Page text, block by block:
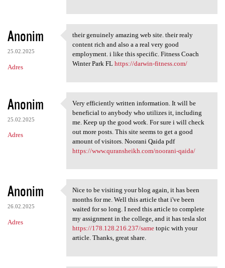
Anonim
25.02.2025
Adres
their genuinely amazing web
their genuinely amazing web site. their realy
content rich and also a a real very good
employment. i like this specific. Fitness Coach
Winter Park FL https://darwin-fitness.com/
Anonim
25.02.2025
Adres
Very efficiently written
Very efficiently written information. It will be
beneficial to anybody who utilizes it, including
me. Keep up the good work. For sure i will check
out more posts. This site seems to get a good
amount of visitors. Noorani Qaida pdf
https://www.quransheikh.com/noorani-qaida/
Anonim
26.02.2025
Adres
Nice to be visiting your blog
Nice to be visiting your blog again, it has been
months for me. Well this article that i've been
waited for so long. I need this article to complete
my assignment in the college, and it has tesla slot
https://178.128.216.237/sametopic with your
article. Thanks, great share.